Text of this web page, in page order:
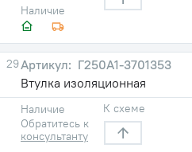
Наличие
29
Г250А1-3701353
Втулка изоляционная
Наличие
Обратитесь к
консультанту
К схеме